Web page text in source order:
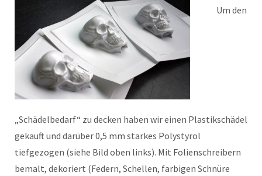
Um den
„Schädelbedarf“ zu decken haben wir einen Plastikschädel
gekauft und darüber 0,5 mm starkes Polystyrol
tiefgezogen (siehe Bild oben links). Mit Folienschreibern
bemalt, dekoriert (Federn, Schellen, farbigen Schnüre